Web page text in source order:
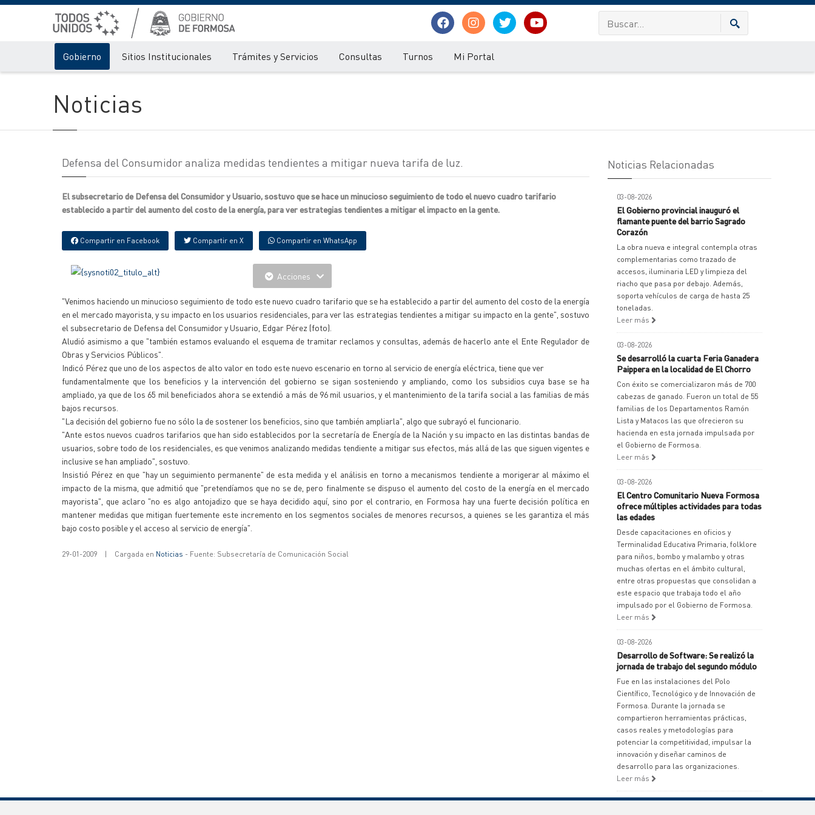
Gobierno Sitios Institucionales Trámites y Servicios Consultas Turnos Mi Portal
Noticias
Defensa del Consumidor analiza medidas tendientes a mitigar nueva tarifa de luz.
El subsecretario de Defensa del Consumidor y Usuario, sostuvo que se hace un minucioso seguimiento de todo el nuevo cuadro tarifario
establecido a partir del aumento del costo de la energía, para ver estrategias tendientes a mitigar el impacto en la gente.
Compartir en Facebook Compartir en X Compartir en WhatsApp
Acciones
"Venimos haciendo un minucioso seguimiento de todo este nuevo cuadro tarifario que se ha establecido a partir del aumento del costo de la energía
en el mercado mayorista, y su impacto en los usuarios residenciales, para ver las estrategias tendientes a mitigar su impacto en la gente", sostuvo
el subsecretario de Defensa del Consumidor y Usuario, Edgar Pérez (foto).
Aludió asimismo a que "también estamos evaluando el esquema de tramitar reclamos y consultas, además de hacerlo ante el Ente Regulador de
Obras y Servicios Públicos".
Indicó Pérez que uno de los aspectos de alto valor en todo este nuevo escenario en torno al servicio de energía eléctrica, tiene que ver
fundamentalmente que los beneficios y la intervención del gobierno se sigan sosteniendo y ampliando, como los subsidios cuya base se ha
ampliado, ya que de los 65 mil beneficiados ahora se extendió a más de 96 mil usuarios, y el mantenimiento de la tarifa social a las familias de más
bajos recursos.
"La decisión del gobierno fue no sólo la de sostener los beneficios, sino que también ampliarla", algo que subrayó el funcionario.
"Ante estos nuevos cuadros tarifarios que han sido establecidos por la secretaría de Energía de la Nación y su impacto en las distintas bandas de
usuarios, sobre todo de los residenciales, es que venimos analizando medidas tendiente a mitigar sus efectos, más allá de las que siguen vigentes e
inclusive se han ampliado", sostuvo.
Insistió Pérez en que "hay un seguimiento permanente" de esta medida y el análisis en torno a mecanismos tendiente a morigerar al máximo el
impacto de la misma, que admitió que "pretendíamos que no se de, pero finalmente se dispuso el aumento del costo de la energía en el mercado
mayorista", que aclaro "no es algo antojadizo que se haya decidido aquí, sino por el contrario, en Formosa hay una fuerte decisión política en
mantener medidas que mitigan fuertemente este incremento en los segmentos sociales de menores recursos, a quienes se les garantiza el más
bajo costo posible y el acceso al servicio de energía".
29-01-2009 | Cargada en Noticias - Fuente: Subsecretaría de Comunicación Social
Noticias Relacionadas
03-08-2026
El Gobierno provincial inauguró el
flamante puente del barrio Sagrado
Corazón
La obra nueva e integral contempla otras
complementarias como trazado de
accesos, iluminaria LED y limpieza del
riacho que pasa por debajo. Además,
soporta vehículos de carga de hasta 25
toneladas.
Leer más
03-08-2026
Se desarrolló la cuarta Feria Ganadera
Paippera en la localidad de El Chorro
Con éxito se comercializaron más de 700
cabezas de ganado. Fueron un total de 55
familias de los Departamentos Ramón
Lista y Matacos las que ofrecieron su
hacienda en esta jornada impulsada por
el Gobierno de Formosa.
Leer más
03-08-2026
El Centro Comunitario Nueva Formosa
ofrece múltiples actividades para todas
las edades
Desde capacitaciones en oficios y
Terminalidad Educativa Primaria, folklore
para niños, bombo y malambo y otras
muchas ofertas en el ámbito cultural,
entre otras propuestas que consolidan a
este espacio que trabaja todo el año
impulsado por el Gobierno de Formosa.
Leer más
03-08-2026
Desarrollo de Software: Se realizó la
jornada de trabajo del segundo módulo
Fue en las instalaciones del Polo
Científico, Tecnológico y de Innovación de
Formosa. Durante la jornada se
compartieron herramientas prácticas,
casos reales y metodologías para
potenciar la competitividad, impulsar la
innovación y diseñar caminos de
desarrollo para las organizaciones.
Leer más